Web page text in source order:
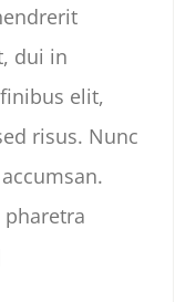
dui in
elit,
risus. Nunc